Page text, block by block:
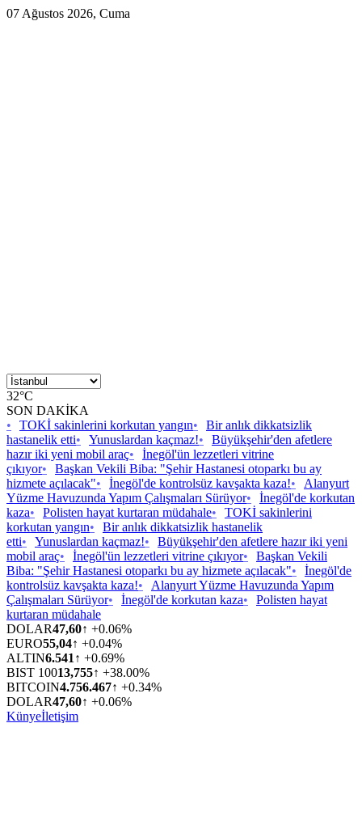
07 Ağustos 2026, Cuma
32°C
SON DAKİKA
•
TOKİ sakinlerini korkutan yangın•
Bir anlık dikkatsizlik
hastanelik etti• Yunuslardan kaçmaz!•
Büyükşehir'den afetlere
hazır iki yeni mobil araç•
İnegöl'ün lezzetleri vitrine
çıkıyor•
Başkan Vekili Biba: "Şehir Hastanesi otoparkı bu ay
hizmete açılacak"• İnegöl'de kontrolsüz kavşakta kaza!•
Alanyurt
Yüzme Havuzunda Yapım Çalışmaları Sürüyor•
İnegöl'de korkutan
kaza• Polisten hayat kurtaran müdahale•
TOKİ sakinlerini
korkutan yangın•
Bir anlık dikkatsizlik hastanelik
etti• Yunuslardan kaçmaz!•
Büyükşehir'den afetlere hazır iki yeni
mobil araç• İnegöl'ün lezzetleri vitrine çıkıyor•
Başkan Vekili
Biba: "Şehir Hastanesi otoparkı bu ay hizmete açılacak"•
İnegöl'de
kontrolsüz kavşakta kaza!•
Alanyurt Yüzme Havuzunda Yapım
Çalışmaları Sürüyor• İnegöl'de korkutan kaza•
Polisten hayat
kurtaran müdahale
DOLAR47,60↑ +0.06%
EURO55,04↑ +0.04%
ALTIN6.541 ↑ +0.69%
BIST 10013,755↑ +38.00%
BITCOIN4.756.467↑ +0.34%
DOLAR47,60↑ +0.06%
Künyeİletişim